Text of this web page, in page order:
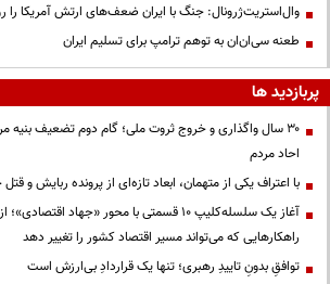
وال‌استریت‌ژرونال: جنگ با ایران ضعف‌های ارتش آمریکا را
طعنه سی‌ان‌ان به توهم ترامپ برای تسلیم ایران
پربازدید ها
۳۰ سال واگذاری و خروج ثروت ملی؛ گام دوم تضعیف بنیه
احاد مردم
با اعتراف یکی از متهمان، ابعاد تازه‌ای از پرونده ربایش و
آغاز یک سلسله‌کلیپ ۱۰ قسمتی با محور «جهاد
راهکارهایی که می‌تواند مسیر اقتصاد کشور را تغییر دهد
توافقِ بدونِ تاییدِ رهبری؛ تنها یک قراردادِ بی‌ارزش است